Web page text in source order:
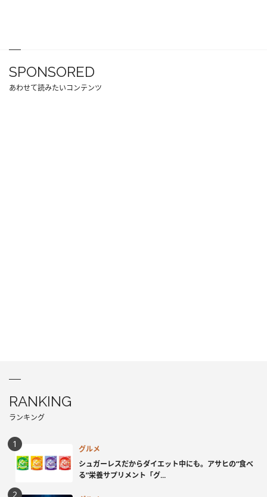
SPONSORED
あわせて読みたいコンテンツ
RANKING
ランキング
グルメ
シュガーレスだからダイエット中にも。アサヒの“食べ
る”栄養サプリメント「グ...